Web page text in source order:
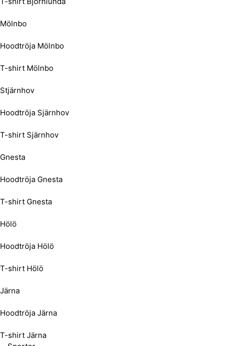
Mölnbo
Hoodtröja Mölnbo
T-shirt Mölnbo
Stjärnhov
Hoodtröja Sjärnhov
T-shirt Sjärnhov
Gnesta
Hoodtröja Gnesta
T-shirt Gnesta
Hölö
Hoodtröja Hölö
T-shirt Hölö
Järna
Hoodtröja Järna
T-shirt Järna